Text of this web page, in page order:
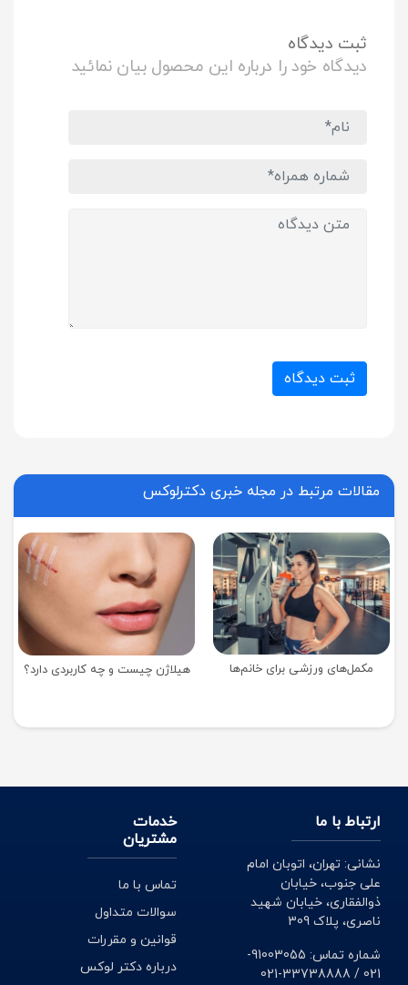
ثبت دیدگاه
دیدگاه خود را درباره این محصول بیان نمائید
ثبت دیدگاه
مقالات مرتبط در مجله خبری دکترلوکس
مکمل‌های ورزشی برای خانم‌ها هیلاژن چیست و چه کاربردی دارد؟
ارتباط با ما
نشانی: تهران، اتوبان امام
علی جنوب، خیابان
ذوالفقاری، خیابان شهید
ناصری، پلاک 309
شماره تماس: 91003055-
021 / 33738888-021
خدمات
مشتریان
تماس با ما
سوالات متداول
قوانین و مقررات
درباره دکتر لوکس